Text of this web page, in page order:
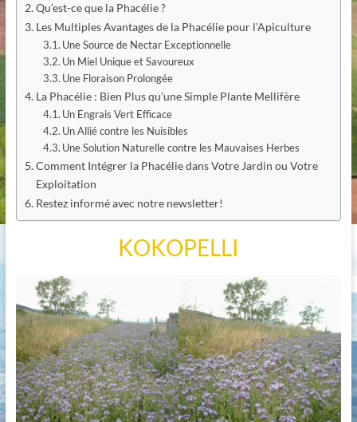
Qu’est-ce que la Phacélie ?
Les Multiples Avantages de la Phacélie pour l’Apiculture
Une Source de Nectar Exceptionnelle
Un Miel Unique et Savoureux
Une Floraison Prolongée
La Phacélie : Bien Plus qu’une Simple Plante Mellifère
Un Engrais Vert Efficace
Un Allié contre les Nuisibles
Une Solution Naturelle contre les Mauvaises Herbes
Comment Intégrer la Phacélie dans Votre Jardin ou Votre
Exploitation
Restez informé avec notre newsletter!
KOKOPELLI